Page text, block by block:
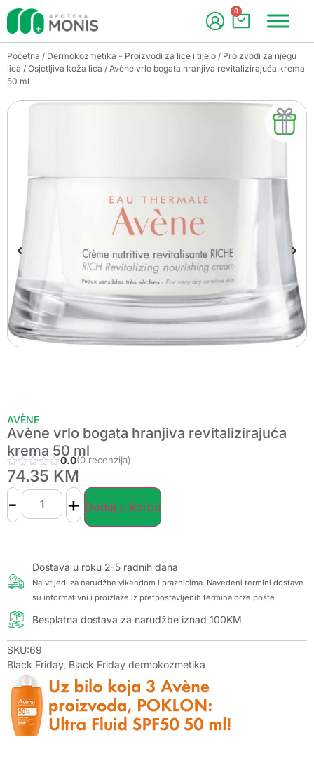
0
Početna / Dermokozmetika - Proizvodi za lice i tijelo / Proizvodi za njegu
lica / Osjetljiva koža lica / Avène vrlo bogata hranjiva revitalizirajuća krema
50 ml
AVÈNE
Avène vrlo bogata hranjiva revitalizirajuća
krema 50 ml
0.0(0 recenzija)
74.35 KM
- + Dodaj u korpu
Dostava u roku 2-5 radnih dana
Ne vrijedi za narudžbe vikendom i praznicima. Navedeni termini dostave
su informativni i proizlaze iz pretpostavljenih termina brze pošte
Besplatna dostava za narudžbe iznad 100KM
SKU:69
Black Friday, Black Friday dermokozmetika